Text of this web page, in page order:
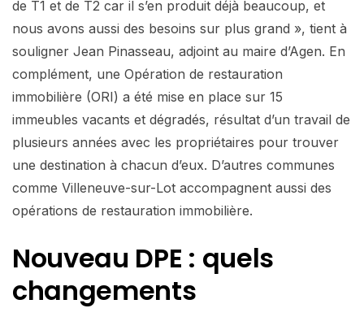
de T1 et de T2 car il s’en produit déjà beaucoup, et
nous avons aussi des besoins sur plus grand », tient à
souligner Jean Pinasseau, adjoint au maire d’Agen. En
complément, une Opération de restauration
immobilière (ORI) a été mise en place sur 15
immeubles vacants et dégradés, résultat d’un travail de
plusieurs années avec les propriétaires pour trouver
une destination à chacun d’eux. D’autres communes
comme Villeneuve-sur-Lot accompagnent aussi des
opérations de restauration immobilière.
Nouveau DPE : quels
changements